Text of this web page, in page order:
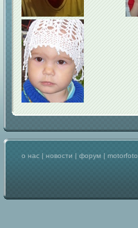
о нас | новости | форум | motorfoto